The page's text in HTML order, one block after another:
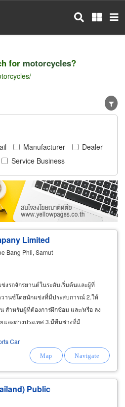
for motorcycles?
Manufacturer
Dealer
Service Business
Limited
Bang Phli, Samut
งรถจักรยานต์ในระดับเริ่มต้นและผู้ที่
านซ์โดยนักแข่งที่มีประสบการณ์ 2.ให้
สำหรับผู้ที่ต้องการฝึกซ้อม และ/หรือ ลง
และต่างประเทศ 3.มีทีมช่างที่มี
Car
Public